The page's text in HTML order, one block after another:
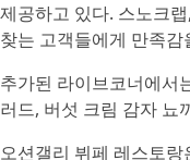
제공하고 있다. 스노크
찾는 고객들에게 만족감
추가된 라이브코너에서
러드, 버섯 크림 감자 뇨
오션갤리 뷔페 레스토